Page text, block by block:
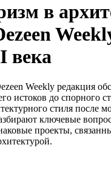
в
века
Weekly редакция
истоков до спорного
стиля после
ключевые
проекты,